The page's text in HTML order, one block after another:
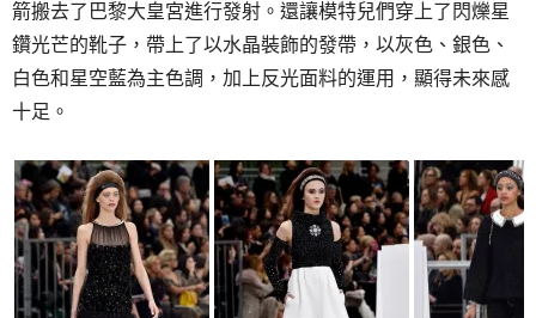
箭搬去了巴黎大皇宮進行發射。還讓模特兒們穿上了閃爍星
鑽光芒的靴子，帶上了以水晶裝飾的發帶，以灰色、銀色、
白色和星空藍為主色調，加上反光面料的運用，顯得未來感
十足。